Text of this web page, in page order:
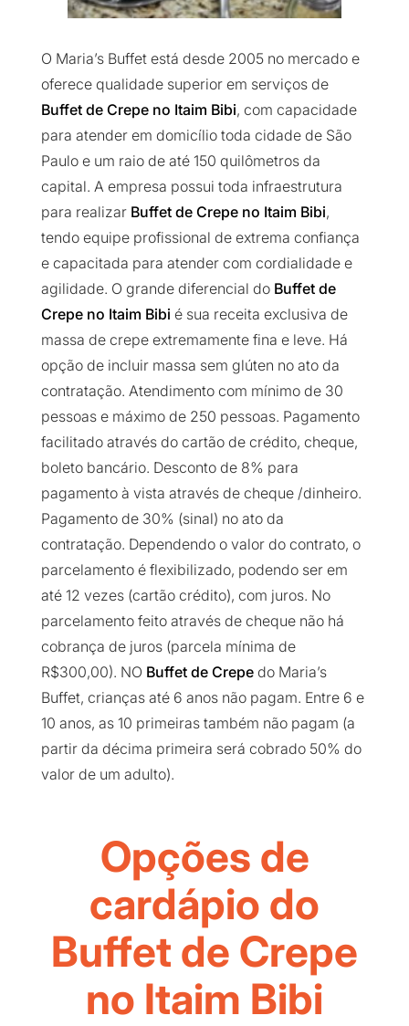
O Maria’s Buffet está desde 2005 no mercado e
oferece qualidade superior em serviços de
Buffet de Crepe no Itaim Bibi, com capacidade
para atender em domicílio toda cidade de São
Paulo e um raio de até 150 quilômetros da
capital. A empresa possui toda infraestrutura
para realizar Buffet de Crepe no Itaim Bibi,
tendo equipe profissional de extrema confiança
e capacitada para atender com cordialidade e
agilidade. O grande diferencial do Buffet de
Crepe no Itaim Bibi é sua receita exclusiva de
massa de crepe extremamente fina e leve. Há
opção de incluir massa sem glúten no ato da
contratação. Atendimento com mínimo de 30
pessoas e máximo de 250 pessoas. Pagamento
facilitado através do cartão de crédito, cheque,
boleto bancário. Desconto de 8% para
pagamento à vista através de cheque /dinheiro.
Pagamento de 30% (sinal) no ato da
contratação. Dependendo o valor do contrato, o
parcelamento é flexibilizado, podendo ser em
até 12 vezes (cartão crédito), com juros. No
parcelamento feito através de cheque não há
cobrança de juros (parcela mínima de
R$300,00). NO Buffet de Crepedo Maria’s
Buffet, crianças até 6 anos não pagam. Entre 6 e
10 anos, as 10 primeiras também não pagam (a
partir da décima primeira será cobrado 50% do
valor de um adulto).
Opções de
cardápio do
Buffet de Crepe
no Itaim Bibi